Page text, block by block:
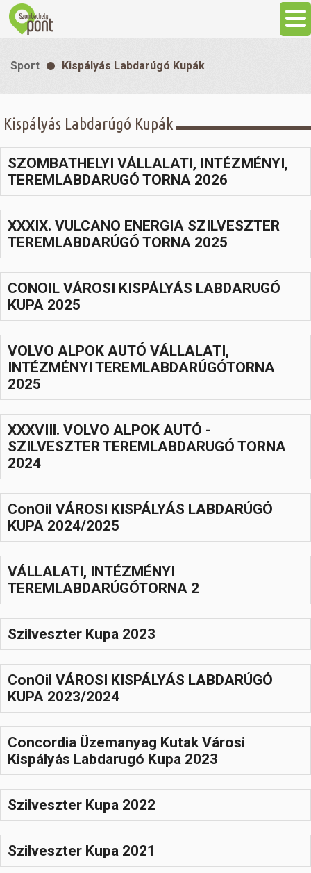
Látnivalók
Gasztronómia
Szállás
Sport
Szabadidő
Hasznos
Sport Kispályás Labdarúgó Kupák
Kispályás Labdarúgó Kupák
SZOMBATHELYI VÁLLALATI, INTÉZMÉNYI,
TEREMLABDARUGÓ TORNA 2026
XXXIX. VULCANO ENERGIA SZILVESZTER
TEREMLABDARÚGÓ TORNA 2025
CONOIL VÁROSI KISPÁLYÁS LABDARUGÓ
KUPA 2025
VOLVO ALPOK AUTÓ VÁLLALATI,
INTÉZMÉNYI TEREMLABDARÚGÓTORNA
2025
XXXVIIl. VOLVO ALPOK AUTÓ -
SZILVESZTER TEREMLABDARUGÓ TORNA
2024
ConOil VÁROSI KISPÁLYÁS LABDARÚGÓ
KUPA 2024/2025
VÁLLALATI, INTÉZMÉNYI
TEREMLABDARÚGÓTORNA 2
Szilveszter Kupa 2023
ConOil VÁROSI KISPÁLYÁS LABDARÚGÓ
KUPA 2023/2024
Concordia Üzemanyag Kutak Városi
Kispályás Labdarugó Kupa 2023
Szilveszter Kupa 2022
Szilveszter Kupa 2021